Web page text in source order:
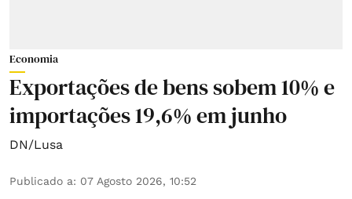
Economia
Exportações de bens sobem 10% e
importações 19,6% em junho
DN/Lusa
Publicado a: 07 Agosto 2026, 10:52